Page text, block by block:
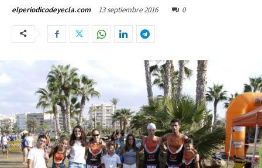
elperiodicodeyecla.com 13 septiembre 2016 0